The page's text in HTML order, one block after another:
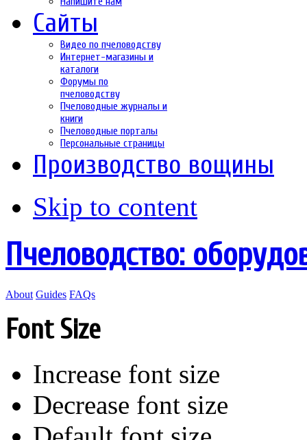
Сайты
Видео по пчеловодству
Интернет-магазины и
каталоги
Форумы по
пчеловодству
Пчеловодные журналы и
книги
Пчеловодные порталы
Персональные страницы
Производство вощины
Skip to content
Пчеловодство:
About Guides FAQs
Font Size
Increase font size
Decrease font size